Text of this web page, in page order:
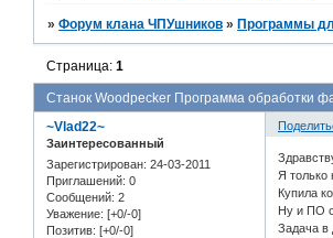
»Форум клана ЧПУшников » Программы
Станок Woodpecker Программа обработки
Страница:1
~Vlad22~
Заинтересованный
Зарегистрирован: 24-03-2011
Приглашений: 0
Сообщений: 2
Уважение: [+0/-0]
Позитив: [+0/-0]
Я только
Купила
Ну и ПО с
Задача в